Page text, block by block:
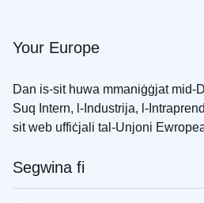
Your Europe
Dan is-sit huwa mmaniġġjat mid-
Suq Intern, l-Industrija, l-
sit web uffiċjali tal-Unjoni
Segwina fi